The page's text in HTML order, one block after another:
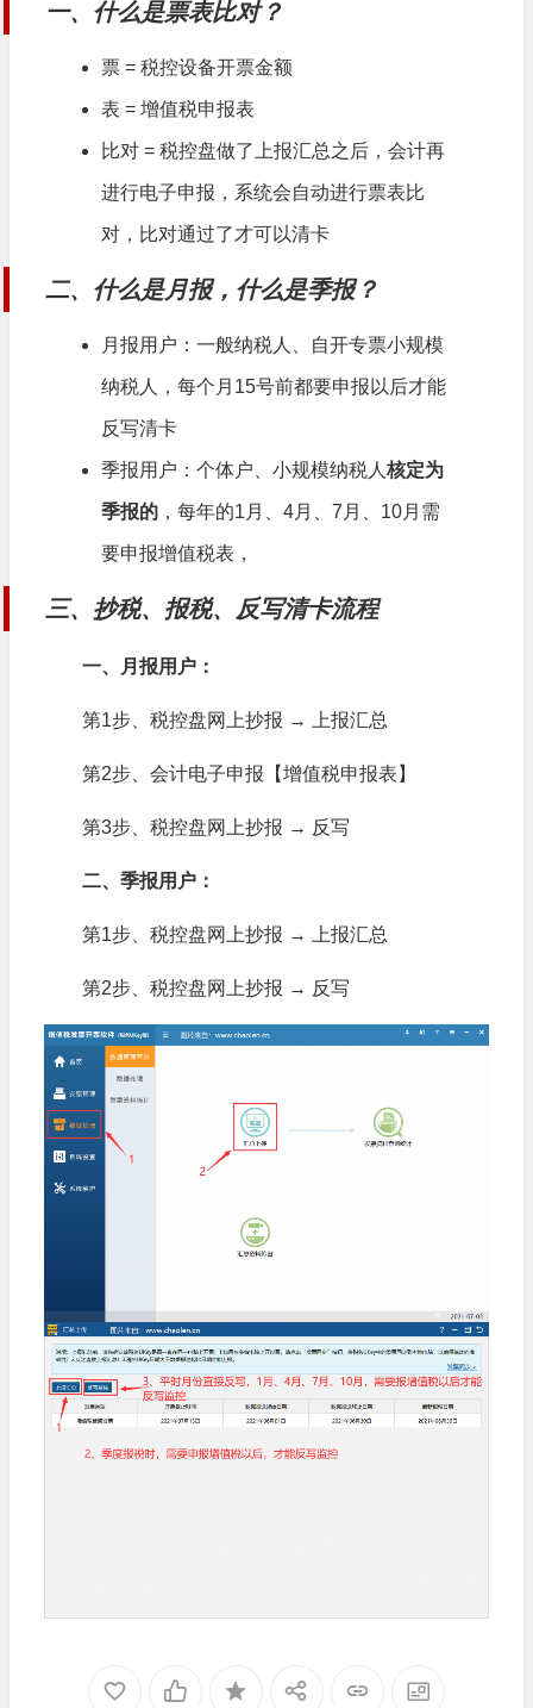
一、什么是票表比对？
票 = 税控设备开票金额
表 = 增值税申报表
比对 = 税控盘做了上报汇总之后，会计再
进行电子申报，系统会自动进行票表比
对，比对通过了才可以清卡
二、什么是月报，什么是季报？
月报用户：一般纳税人、自开专票小规模
纳税人，每个月15号前都要申报以后才能
反写清卡
季报用户：个体户、小规模纳税人 核定为
季报的，每年的1月、4月、7月、10月需
要申报增值税表，
三、抄税、报税、反写清卡流程
一、月报用户：
第1步、税控盘网上抄报 → 上报汇总
第2步、会计电子申报【增值税申报表】
第3步、税控盘网上抄报 → 反写
二、季报用户：
第1步、税控盘网上抄报 → 上报汇总
第2步、税控盘网上抄报 → 反写